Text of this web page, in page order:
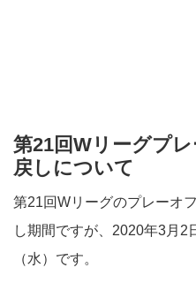
第21回Wリーグプ
戻しについて
第21回Wリーグのプレーオ
し期間ですが、2020年3月2
（水）です。